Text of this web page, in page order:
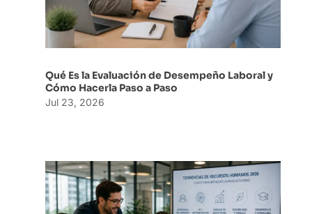
Qué Es la Evaluación de Desempeño Laboral y
Cómo Hacerla Paso a Paso
Jul 23, 2026